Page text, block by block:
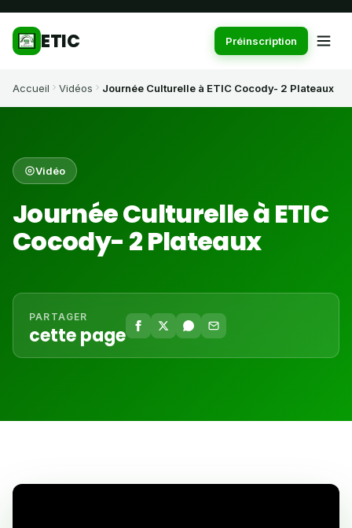
ETIC Préinscription
Accueil Vidéos Journée Culturelle à ETIC Cocody- 2 Plateaux
Vidéo
Journée Culturelle à ETIC
Cocody- 2 Plateaux
PARTAGER
cette page